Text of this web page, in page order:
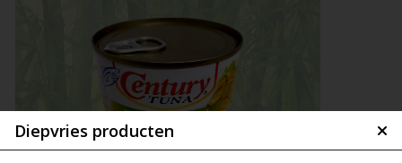
Diepvries producten